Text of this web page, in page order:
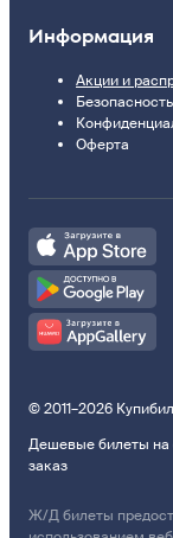
Информация
Акции и
Безопасность
Оферта
© 2011–2026
Дешевые билеты на
заказ
Ж/Д билеты